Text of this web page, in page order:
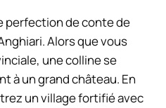
perfection de conte de
Alors que vous
une colline se
à un grand château. En
un village fortifié avec